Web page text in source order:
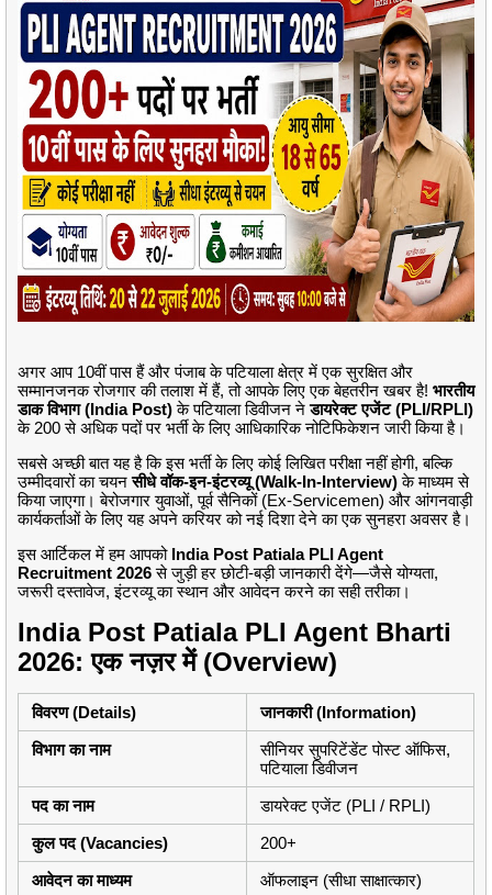
अगर आप 10वीं पास हैं और पंजाब के पटियाला क्षेत्र में एक सुरक्षित और
सम्मानजनक रोजगार की तलाश में हैं, तो आपके लिए एक बेहतरीन खबर है! भारतीय
डाक विभाग (India Post)के पटियाला डिवीजन नेडायरेक्ट एजेंट (PLI/RPLI)
के 200 से अधिक पदों पर भर्ती के लिए आधिकारिक नोटिफिकेशन जारी किया है।
सबसे अच्छी बात यह है कि इस भर्ती के लिए कोई लिखित परीक्षा नहीं होगी, बल्कि
उम्मीदवारों का चयनसीधे वॉक-इन-इंटरव्यू (Walk-In-Interview)के माध्यम से
किया जाएगा। बेरोजगार युवाओं, पूर्व सैनिकों (Ex-Servicemen) और आंगनवाड़ी
कार्यकर्ताओं के लिए यह अपने करियर को नई दिशा देने का एक सुनहरा अवसर है।
इस आर्टिकल में हम आपको India Post Patiala PLI Agent
Recruitment 2026से जुड़ी हर छोटी-बड़ी जानकारी देंगे—जैसे योग्यता,
जरूरी दस्तावेज, इंटरव्यू का स्थान और आवेदन करने का सही तरीका।
India Post Patiala PLI Agent Bharti
2026: एक नज़र में (Overview)
विवरण (Details)
जानकारी (Information)
विभाग का नाम
सीनियर सुपरिटेंडेंट पोस्ट ऑफिस,
पटियाला डिवीजन
पद का नाम
डायरेक्ट एजेंट (PLI / RPLI)
कुल पद (Vacancies)
200+
आवेदन का माध्यम
ऑफलाइन (सीधा साक्षात्कार)